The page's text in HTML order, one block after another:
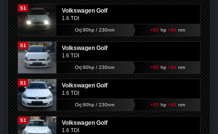
S1 Volkswagen Golf
1.6 TDI
Orj:90hp / 230nm +55hp +80 nm
S1 Volkswagen Golf
1.6 TDI
Orj:90hp / 230nm +55hp +80 nm
S1 Volkswagen Golf
1.6 TDI
Orj:90hp / 230nm +55hp +80 nm
S1 Volkswagen Golf
1.6 TDI